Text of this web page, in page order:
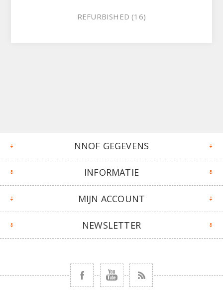
REFURBISHED (16)
NNOF GEGEVENS
INFORMATIE
MIJN ACCOUNT
NEWSLETTER